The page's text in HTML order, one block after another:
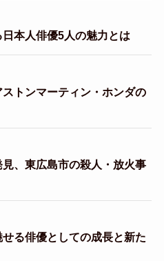
本人俳優5人の魅力とは
トンマーティン・ホンダの
、東広島市の殺人・放火事
る俳優としての成長と新た